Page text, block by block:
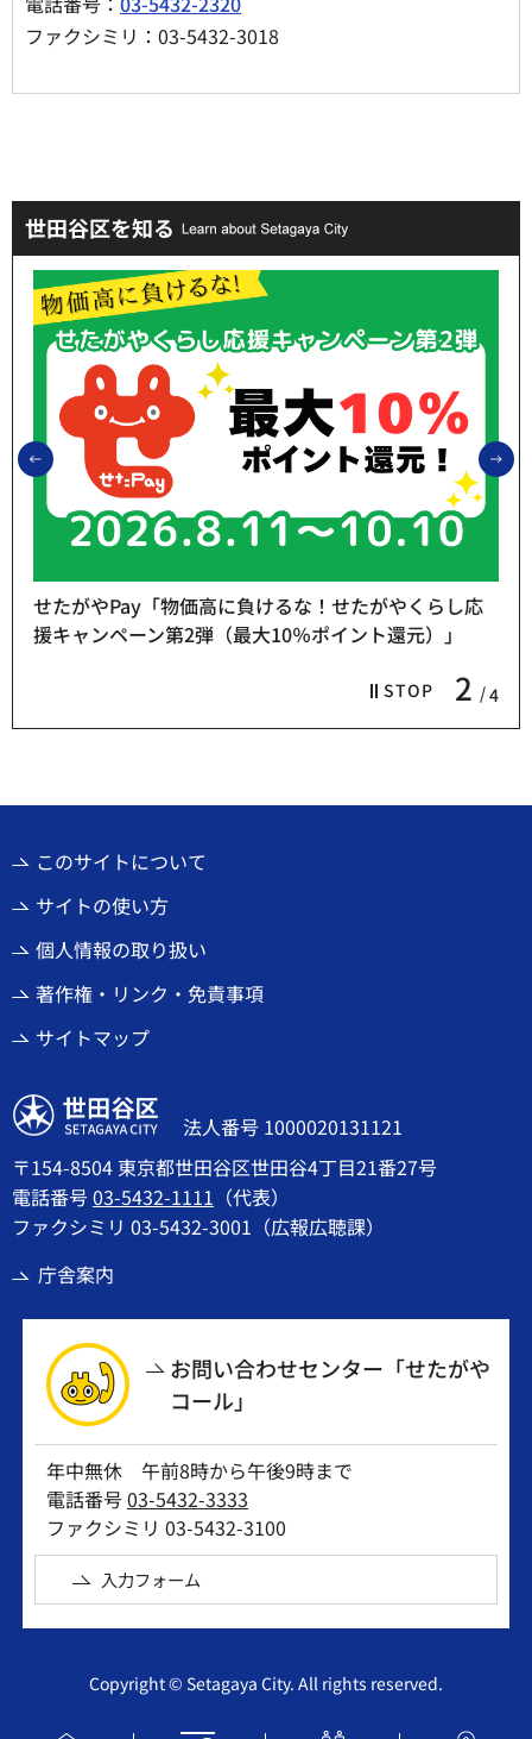
ファクシミリ：03-5432-3018
世田谷区を知る
前のスライドを表示
STOP 2 4
せたがやPay「物価高に負けるな！せたがやくらし応
援キャンペーン第2弾（最大10％ポイント還元）」
このサイトについて
サイトの使い方
個人情報の取り扱い
著作権・リンク・免責事項
サイトマップ
世田谷区
法人番号 1000020131121
〒154-8504 東京都世田谷区世田谷4丁目21番27号
電話番号03-5432-1111 （代表）
ファクシミリ 03-5432-3001（広報広聴課）
庁舎案内
お問い合わせセンター「せたがや
コール」
年中無休 午前8時から午後9時まで
電話番号03-5432-3333
ファクシミリ 03-5432-3100
入力フォーム
Copyright © Setagaya City. All rights reserved.